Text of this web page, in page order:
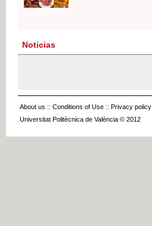
Noticias
About us :: Conditions of Use :: Privacy policy
Universitat Politècnica de València © 2012